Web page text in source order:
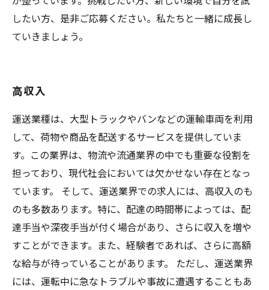
したい方、是非ご応募ください。私たちと一緒に成長し
ていきましょう。
高収入
運送業種は、大型トラックやバンなどの運輸車両を利用
して、荷物や商品を配送するサービスを提供していま
す。この業界は、物流や流通業界の中でも重要な役割を
担っており、現代社会においては欠かせない存在となっ
ています。 そして、運送業界での求人には、高収入のも
のも多数あります。特に、配達の時間帯によっては、配
達手当や深夜手当が付く場合があり、さらに収入を増や
すことができます。また、経験者であれば、さらに高額
な給与が待っていることがあります。 ただし、運送業界
には、運転中に急なトラブルや事故に遭遇することもあ